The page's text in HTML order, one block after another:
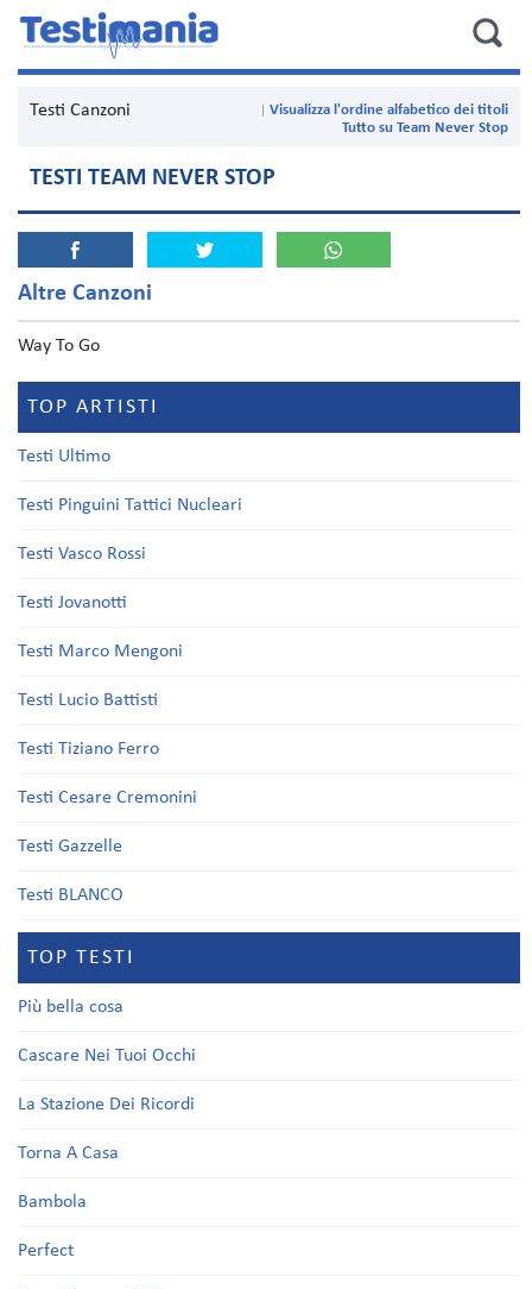
Testi Canzoni
Visualizza l'ordine alfabetico dei titoli
Tutto su Team Never Stop
TESTI TEAM NEVER STOP
Altre Canzoni
Way To Go
TOP ARTISTI
Testi Ultimo
Testi Pinguini Tattici Nucleari
Testi Vasco Rossi
Testi Jovanotti
Testi Marco Mengoni
Testi Lucio Battisti
Testi Tiziano Ferro
Testi Cesare Cremonini
Testi Gazzelle
Testi BLANCO
TOP TESTI
Più bella cosa
Cascare Nei Tuoi Occhi
La Stazione Dei Ricordi
Torna A Casa
Bambola
Perfect